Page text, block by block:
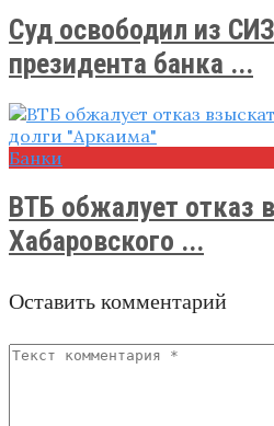
Суд освободил из
президента банка ...
Банки
ВТБ обжалует отказ
Хабаровского ...
Оставить комментарий